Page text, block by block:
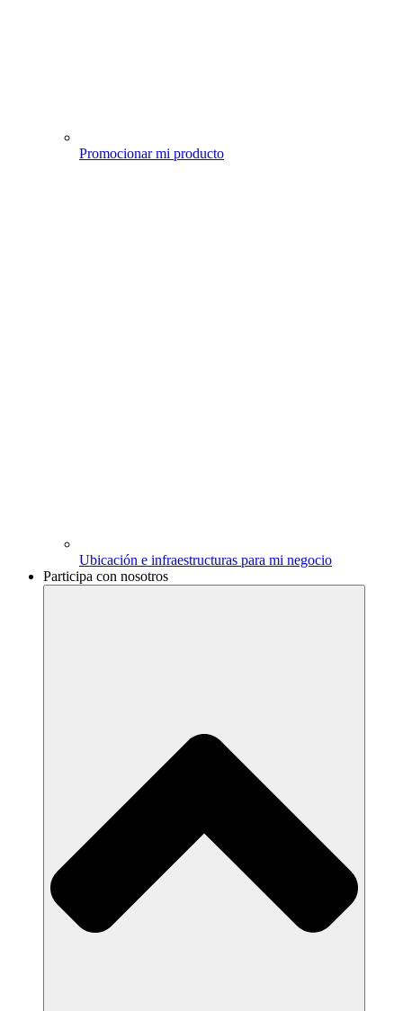
Promocionar mi producto
Ubicación e infraestructuras para mi negocio
Participa con nosotros